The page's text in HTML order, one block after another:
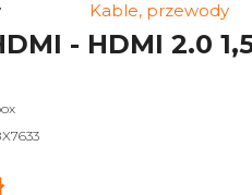
Kable, przewody
- HDMI 2.0